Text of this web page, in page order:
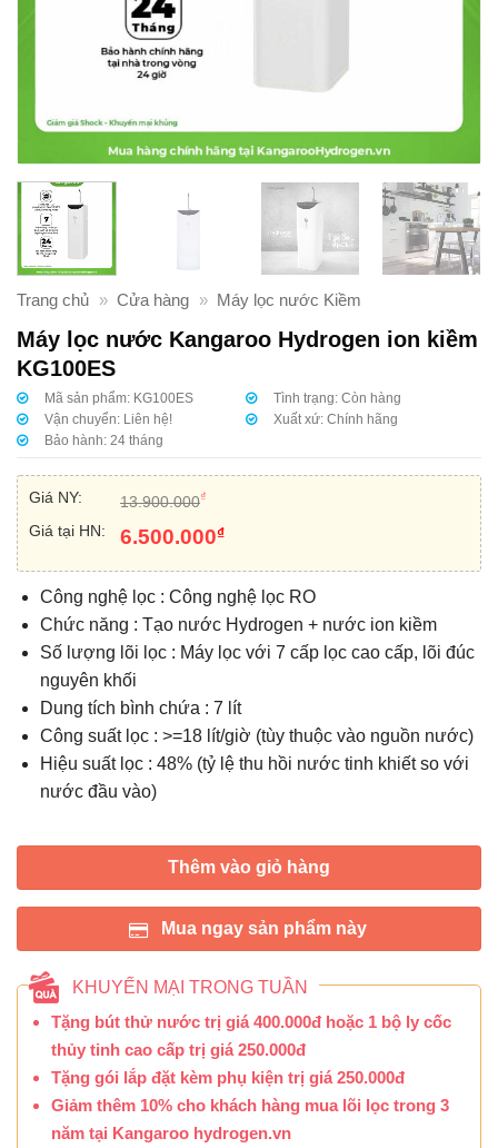
Trang chủ » Cửa hàng » Máy lọc nước Kiềm
Máy lọc nước Kangaroo Hydrogen ion kiềm
KG100ES
Mã sản phẩm: KG100ES Tình trạng:Còn hàng
Vận chuyển: Liên hệ! Xuất xứ: Chính hãng
Bảo hành: 24 tháng
Giá NY: 13.900.000₫
Giá tại HN: 6.500.000₫
Công nghệ lọc : Công nghệ lọc RO
Chức năng : Tạo nước Hydrogen + nước ion kiềm
Số lượng lõi lọc : Máy lọc với 7 cấp lọc cao cấp, lõi đúc
nguyên khối
Dung tích bình chứa : 7 lít
Công suất lọc : >=18 lít/giờ (tùy thuộc vào nguồn nước)
Hiệu suất lọc : 48% (tỷ lệ thu hồi nước tinh khiết so với
nước đầu vào)
Thêm vào giỏ hàng
Mua ngay sản phẩm này
KHUYẾN MẠI TRONG TUẦN
Tặng bút thử nước trị giá 400.000đ hoặc 1 bộ ly cốc
thủy tinh cao cấp trị giá 250.000đ
Tặng gói lắp đặt kèm phụ kiện trị giá 250.000đ
Giảm thêm 10% cho khách hàng mua lõi lọc trong 3
năm tại Kangaroo hydrogen.vn